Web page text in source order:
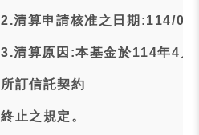
2.清算申請核准之日期:114/
3.清算原因:本基金於114年4
所訂信託契約
終止之規定。